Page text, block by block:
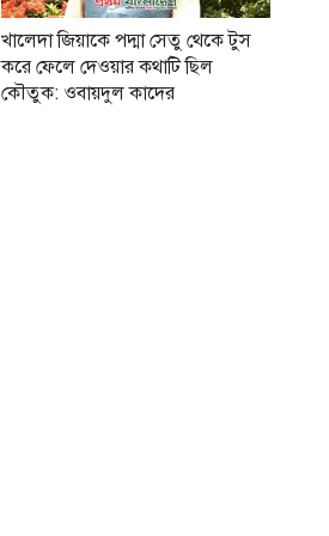
খালেদা জিয়াকে পদ্মা সেতু থেকে টুস
করে ফেলে দেওয়ার কথাটি ছিল
কৌতুক: ওবায়দুল কাদের